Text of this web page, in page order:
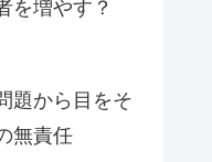
を増やす？
題から目をそ
無責任